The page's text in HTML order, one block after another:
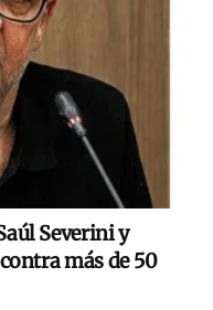
Severini y
más de 50